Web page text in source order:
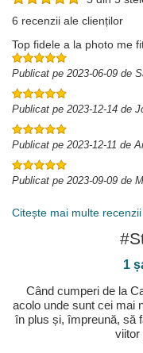
6 recenzii ale clienților
Top fidele a la photo me
Publicat pe 2023-06-09 de
Publicat pe 2023-12-14 de
Publicat pe 2023-12-11 de
Publicat pe 2023-09-09 de
Citește mai multe recenzii
1
Când cumperi de la
acolo unde sunt cei mai
în plus și, împreună, să
viitor